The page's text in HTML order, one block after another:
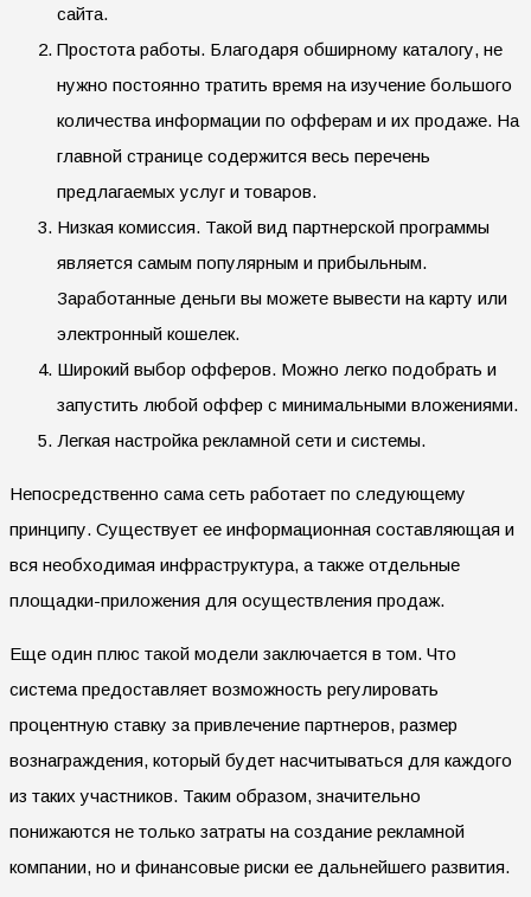
сайта.
Простота работы. Благодаря обширному каталогу, не
нужно постоянно тратить время на изучение большого
количества информации по офферам и их продаже. На
главной странице содержится весь перечень
предлагаемых услуг и товаров.
Низкая комиссия. Такой вид партнерской программы
является самым популярным и прибыльным.
Заработанные деньги вы можете вывести на карту или
электронный кошелек.
Широкий выбор офферов. Можно легко подобрать и
запустить любой оффер с минимальными вложениями.
Легкая настройка рекламной сети и системы.
Непосредственно сама сеть работает по следующему
принципу. Существует ее информационная составляющая и
вся необходимая инфраструктура, а также отдельные
площадки-приложения для осуществления продаж.
Еще один плюс такой модели заключается в том. Что
система предоставляет возможность регулировать
процентную ставку за привлечение партнеров, размер
вознаграждения, который будет насчитываться для каждого
из таких участников. Таким образом, значительно
понижаются не только затраты на создание рекламной
компании, но и финансовые риски ее дальнейшего развития.